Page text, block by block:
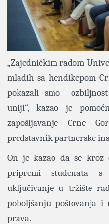
„Zajedničkim radom
mladih sa hendikepom
pokazali smo
uniji“, kazao je
zapošljavanje Crne
predstavnik partnerske
On je kazao da se kroz
pripremi studenata
uključivanje u tržište
poboljšanju poštovanja
prava.